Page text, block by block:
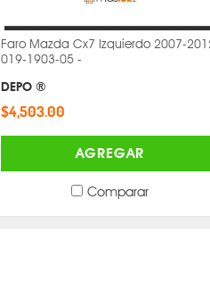
Faro Mazda Cx7 Izquierdo 2007-
019-1903-05 -
DEPO ®
$4,503.00
AGREGAR
Comparar